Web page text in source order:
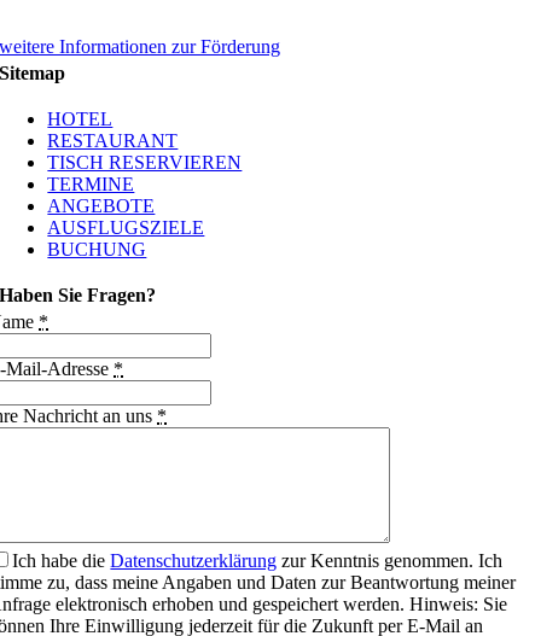
weitere Informationen zur Förderung
Sitemap
HOTEL
RESTAURANT
TISCH RESERVIEREN
TERMINE
ANGEBOTE
AUSFLUGSZIELE
BUCHUNG
Haben Sie Fragen?
*
Mail-Adresse *
Nachricht an uns *
Ich habe dieDatenschutzerklärung zur Kenntnis genommen. Ich
zu, dass meine Angaben und Daten zur Beantwortung meiner
elektronisch erhoben und gespeichert werden. Hinweis: Sie
Ihre Einwilligung jederzeit für die Zukunft per E-Mail an